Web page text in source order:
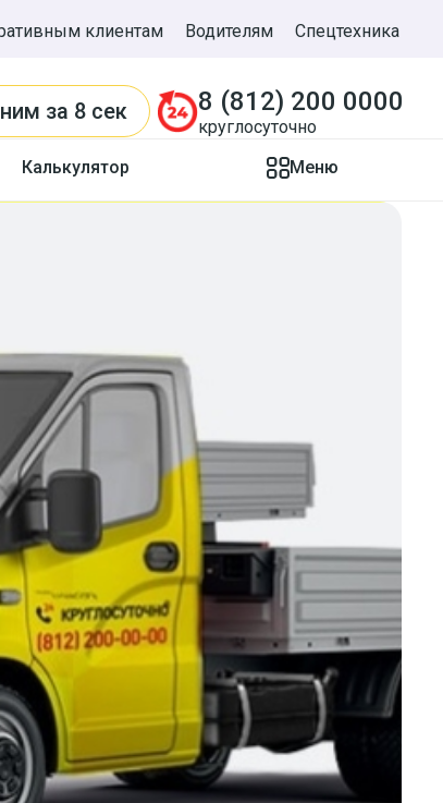
клиентам Водителям Спецтехника
за 8 сек 8 (812) 200 0000
круглосуточно
Калькулятор Меню